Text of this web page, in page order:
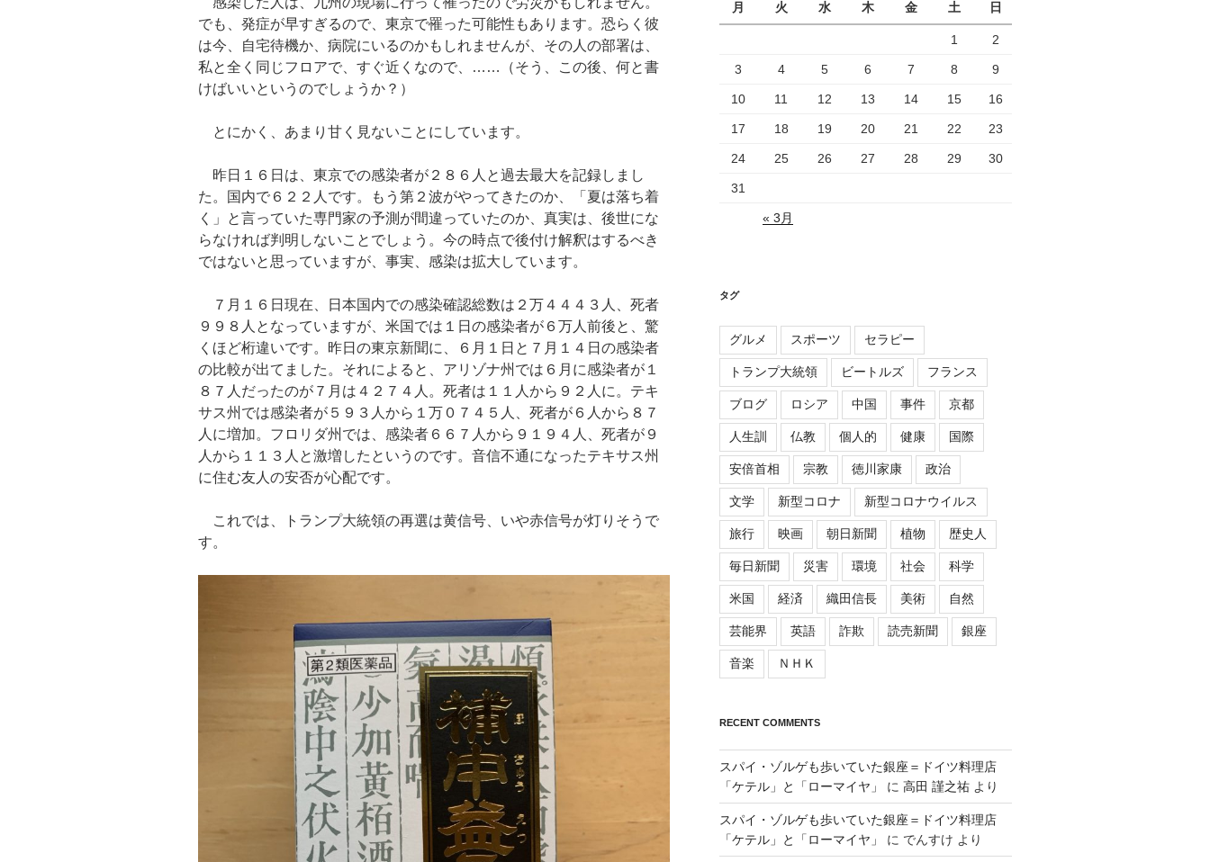
でも、発症が早すぎるので、東京で罹った可能性もあります。恐らく彼
は今、自宅待機か、病院にいるのかもしれませんが、その人の部署は、
私と全く同じフロアで、すぐ近くなので、……（そう、この後、何と書
けばいいというのでしょうか？）
とにかく、あまり甘く見ないことにしています。
昨日１６日は、東京での感染者が２８６人と過去最大を記録しまし
た。国内で６２２人です。もう第２波がやってきたのか、「夏は落ち着
く」と言っていた専門家の予測が間違っていたのか、真実は、後世にな
らなければ判明しないことでしょう。今の時点で後付け解釈はするべき
ではないと思っていますが、事実、感染は拡大しています。
７月１６日現在、日本国内での感染確認総数は２万４４４３人、死者
９９８人となっていますが、米国では１日の感染者が６万人前後と、驚
くほど桁違いです。昨日の東京新聞に、６月１日と７月１４日の感染者
の比較が出てました。それによると、アリゾナ州では６月に感染者が１
８７人だったのが７月は４２７４人。死者は１１人から９２人に。テキ
サス州では感染者が５９３人から１万０７４５人、死者が６人から８７
人に増加。フロリダ州では、感染者６６７人から９１９４人、死者が９
人から１１３人と激増したというのです。音信不通になったテキサス州
に住む友人の安否が心配です。
これでは、トランプ大統領の再選は黄信号、いや赤信号が灯りそうで
す。
月
火 水 木 金 土 日
1 2
3 4 5 6 7 8 9
10 11 12 13 14 15 16
17 18 19 20 21 22 23
24 25 26 27 28 29 30
31
« 3月
タグ
グルメ スポーツ セラピー
トランプ大統領 ビートルズ フランス
ブログ ロシア 中国 事件 京都
人生訓 仏教 個人的 健康 国際
安倍首相 宗教 徳川家康 政治
文学 新型コロナ 新型コロナウイルス
旅行 映画 朝日新聞 植物 歴史人
毎日新聞 災害 環境 社会 科学
米国 経済 織田信長 美術 自然
芸能界 英語 詐欺 読売新聞 銀座
音楽 ＮＨＫ
RECENT COMMENTS
スパイ・ゾルゲも歩いていた銀座＝ドイツ料理店
「ケテル」と「ローマイヤ」
に 高田 謹之祐より
スパイ・ゾルゲも歩いていた銀座＝ドイツ料理店
「ケテル」と「ローマイヤ」
に でんすけ より